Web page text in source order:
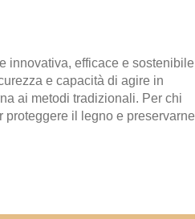
innovativa, efficace e sostenibile
e capacità di agire in
ai metodi tradizionali. Per chi
il legno e preservarne